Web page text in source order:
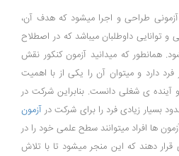
طراحی و اجرا میشود که هدف آن،
داوطلبان میباشد که در اصطلاح
همانطور که میدانید آزمون کنکور نقش
دارد و میتوان آن را یکی از با اهمیت
و آینده ی شغلی دانست. بنابراین شرکت در
بسیار زیادی فرد را برای شرکت در آزمون
ها افراد میتوانند سطح علمی خود را در
قرار دهند که این منجر میشود تا با تلاش